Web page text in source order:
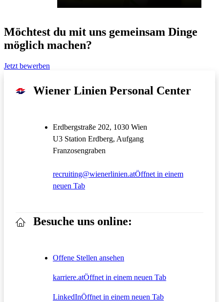
Möchtest du mit uns gemeinsam Dinge
möglich machen?
Jetzt bewerben
Wiener Linien Personal Center
Erdbergstraße 202, 1030 Wien
U3 Station Erdberg, Aufgang
Franzosengraben
recruiting@wienerlinien.atÖffnet in einem
neuen Tab
Besuche uns online:
Offene Stellen ansehen
karriere.atÖffnet in einem neuen Tab
LinkedInÖffnet in einem neuen Tab